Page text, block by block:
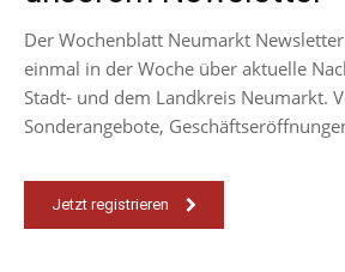
Der Wochenblatt Neumarkt
einmal in der Woche über aktuelle
Stadt- und dem Landkreis Neumarkt.
Sonderangebote,
Jetzt registrieren